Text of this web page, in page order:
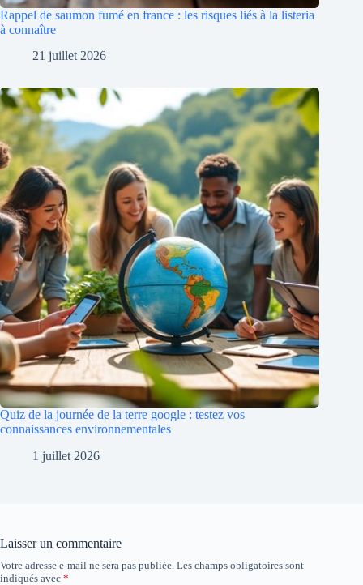
Rappel de saumon fumé en france : les risques liés à la listeria
à connaître
21 juillet 2026
Quiz de la journée de la terre google : testez vos
connaissances environnementales
1 juillet 2026
Laisser un commentaire
Votre adresse e-mail ne sera pas publiée. Les champs obligatoires sont
indiqués avec *